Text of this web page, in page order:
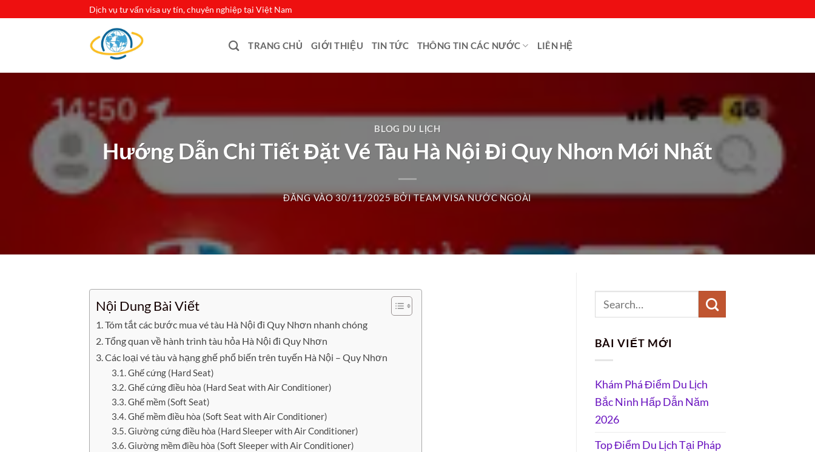
Dịch vụ tư vấn visa uy tín, chuyên nghiệp tại Việt Nam
TRANG CHỦ GIỚI THIỆU TIN TỨC THÔNG TIN CÁC NƯỚC LIÊN HỆ
BLOG DU LỊCH
Hướng Dẫn Chi Tiết Đặt Vé Tàu Hà Nội Đi Quy Nhơn Mới Nhất
ĐĂNG VÀO30/11/2025 BỞITEAM VISA NƯỚC NGOÀI
Nội Dung Bài Viết
Tóm tắt các bước mua vé tàu Hà Nội đi Quy Nhơn nhanh chóng
Tổng quan về hành trình tàu hỏa Hà Nội đi Quy Nhơn
Các loại vé tàu và hạng ghế phổ biến trên tuyến Hà Nội – Quy Nhơn
Ghế cứng (Hard Seat)
Ghế cứng điều hòa (Hard Seat with Air Conditioner)
Ghế mềm (Soft Seat)
Ghế mềm điều hòa (Soft Seat with Air Conditioner)
Giường cứng điều hòa (Hard Sleeper with Air Conditioner)
Giường mềm điều hòa (Soft Sleeper with Air Conditioner)
BÀI VIẾT MỚI
Khám Phá Điểm Du Lịch
Bắc Ninh Hấp Dẫn Năm
2026
Top Điểm Du Lịch Tại Pháp